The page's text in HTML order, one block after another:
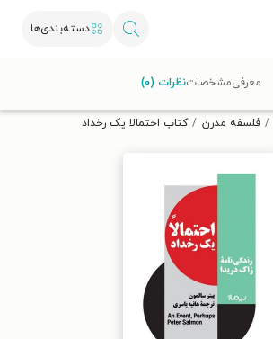
دسته‌بندی‌ها
تخفیف از طاقچه دریافت کن.
فلسفه مدرن کتاب احتمالا یک رخداد
معرفیمشخصاتنظرات (۰)